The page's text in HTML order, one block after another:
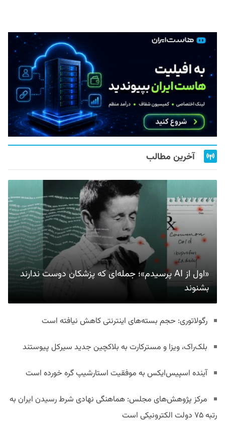
آخرین مطالب
«اول از AI پرسیدم»؛ جمله‌ای که پزشکان دوست ندارند
بشنوند
رگولاتوری: حجم بسته‌های اینترنتی کاهش نیافته است
بلک‌راک، ویزا و مسترکارت به بلاکچین جدید سیرکل پیوستند
آینده اسپیس‌ایکس به موفقیت استارشیپ گره خورده است
مرکز پژوهش‌های مجلس: هماهنگی نهادی شرط رسیدن ایران به
رتبه ۷۵ دولت الکترونیکی است